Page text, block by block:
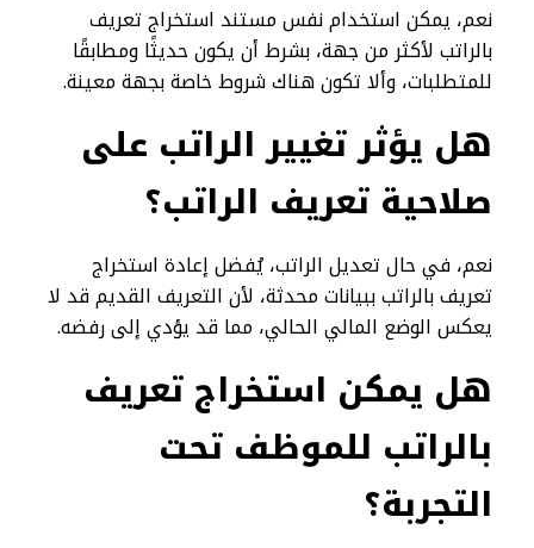
نعم، يمكن استخدام نفس مستند استخراج تعريف
بالراتب لأكثر من جهة، بشرط أن يكون حديثًا ومطابقًا
للمتطلبات، وألا تكون هناك شروط خاصة بجهة معينة.
هل يؤثر تغيير الراتب على
صلاحية تعريف الراتب؟
نعم، في حال تعديل الراتب، يُفضل إعادة استخراج
تعريف بالراتب ببيانات محدثة، لأن التعريف القديم قد لا
يعكس الوضع المالي الحالي، مما قد يؤدي إلى رفضه.
هل يمكن استخراج تعريف
بالراتب للموظف تحت
التجربة؟